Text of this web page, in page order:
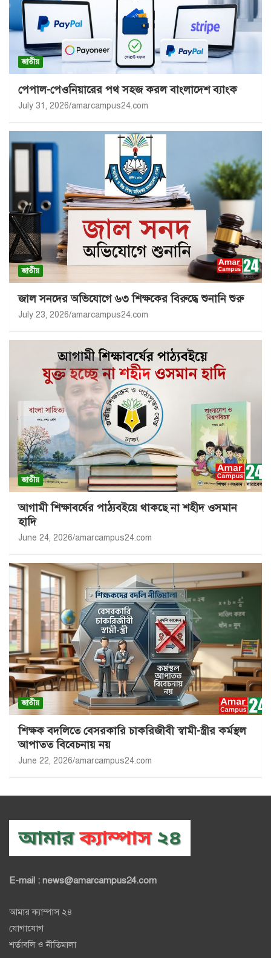
জাতীয়
পেপাল-পেওনিয়ারের পথ সহজ করল বাংলাদেশ ব্যাংক
July 31, 2026 amarcampus24.com
জাতীয়
জাল সনদের অভিযোগে ৬৩ শিক্ষকের বিরুদ্ধে শুনানি শুরু
July 23, 2026 amarcampus24.com
জাতীয়
আগামী শিক্ষাবর্ষের পাঠ্যবইয়ে থাকছে না শহীদ ওসমান
হাদি
June 24, 2026 amarcampus24.com
জাতীয়
শিক্ষক বদলিতে বেসরকারি চাকরিজীবী স্বামী-স্ত্রীর কর্মস্থল
আপাতত বিবেচনায় নয়
June 22, 2026 amarcampus24.com
E-mail : news@amarcampus24.com
আমার ক্যাম্পাস ২৪
যোগাযোগ
শর্তাবলি ও নীতিমালা